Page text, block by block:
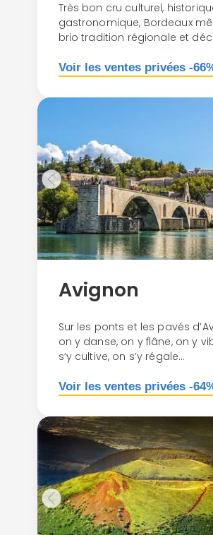
Très bon cru culturel,
gastronomique, Bordeaux
brio tradition régionale et
Voir les ventes privées -
Avignon
Sur les ponts et les pavés
on y danse, on y flâne, on y
s’y cultive, on s’y régale…
Voir les ventes privées -